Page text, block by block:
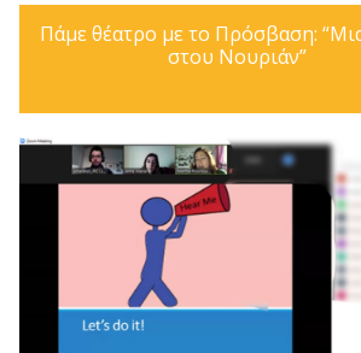
Πάμε θέατρο με το Πρόσβαση:
στου Νουριάν”